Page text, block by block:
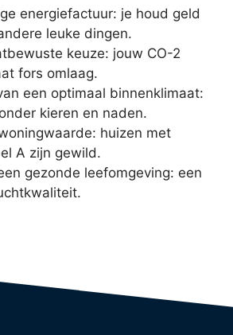
energiefactuur: je houd geld
leuke dingen.
keuze: jouw CO-2
fors omlaag.
een optimaal binnenklimaat:
kieren en naden.
huizen met
A zijn gewild.
gezonde leefomgeving: een